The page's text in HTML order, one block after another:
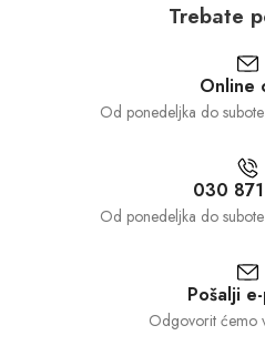
Trebate
Online
Od ponedeljka do
030
Od ponedeljka do
Pošalji
Odgovorit ćemo